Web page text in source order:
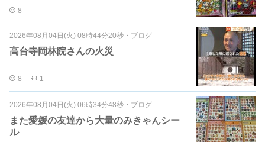
8
2026年08月04日(火) 08時44分20秒 ・ ブログ
高台寺岡林院さんの火災
8 1
2026年08月04日(火) 06時34分48秒 ・ ブログ
また愛媛の友達から大量のみきゃんシー
ル